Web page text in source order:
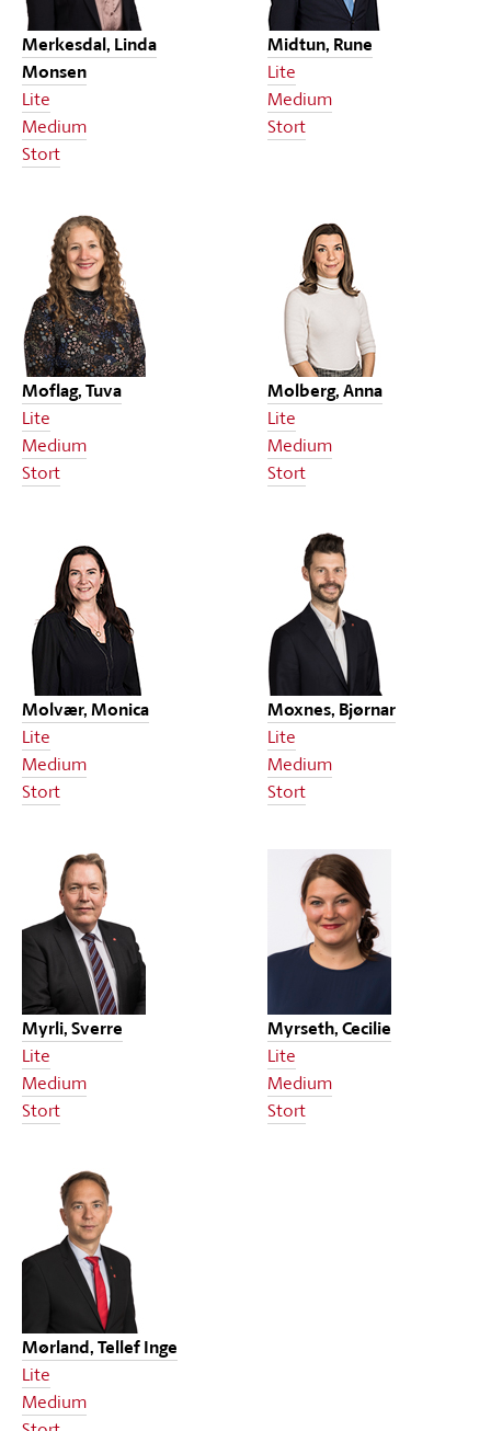
Merkesdal, Linda
Monsen
Lite
Medium
Stort
Midtun, Rune
Lite
Medium
Stort
Moflag, Tuva
Lite
Medium
Stort
Molberg, Anna
Lite
Medium
Stort
Molvær, Monica
Lite
Medium
Stort
Moxnes, Bjørnar
Lite
Medium
Stort
Myrli, Sverre
Lite
Medium
Stort
Myrseth, Cecilie
Lite
Medium
Stort
Mørland, Tellef Inge
Lite
Medium